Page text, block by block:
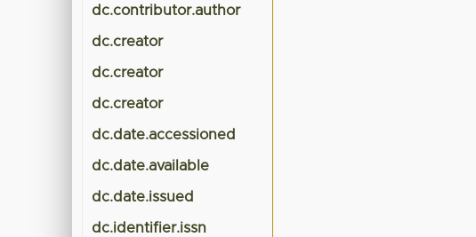
dc.contributor.author
dc.creator
dc.creator
dc.creator
dc.date.accessioned
dc.date.available
dc.date.issued
dc.identifier.issn